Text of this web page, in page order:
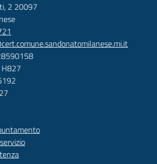
2 20097
H827